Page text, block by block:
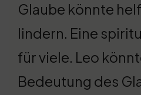
Glaube könnte
lindern. Eine
für viele. Leo
Bedeutung des